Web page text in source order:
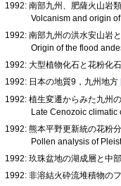
1992: 南部九州、肥薩火山岩
Volcanism and origin
1992: 南部九州の洪水安山岩
Origin of the flood
1992: 大型植物化石と花粉化
1992: 日本の地質9，九州地方
1992: 植生変遷からみた九州
Late Cenozoic
1992: 熊本平野更新統の花粉
Pollen analysis of
1992: 玖珠盆地の湖成層と中
1992: 非溶結火砕流堆積物の